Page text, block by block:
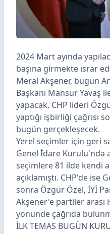
2024 Mart ayında
başına girmekte ısrar
Meral Akşener, bugün
Başkanı Mansur Yavaş
yapacak. CHP lideri
yaptığı işbirliği çağrısı
bugün gerçekleşecek.
Yerel seçimler için geri
Genel İdare Kurulu'nda
seçimlere 81 ilde kendi
açıklamıştı. CHP'de ise
sonra Özgür Özel, İYİ
Akşener'e partiler arası
yönünde çağrıda
İLK TEMAS BUGÜN